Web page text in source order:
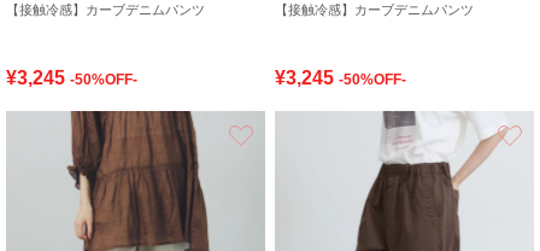
【接触冷感】カーブデニムパンツ
¥3,245 -50%OFF-
【接触冷感】カーブデニムパンツ
¥3,245 -50%OFF-